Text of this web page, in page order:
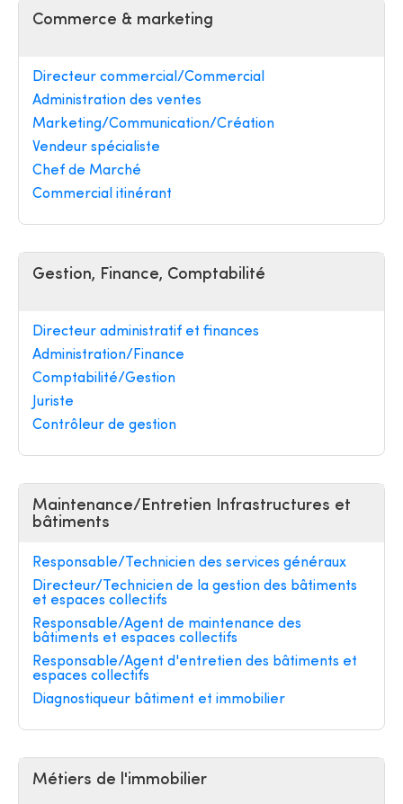
Commerce & marketing
Directeur commercial/Commercial
Administration des ventes
Marketing/Communication/Création
Vendeur spécialiste
Chef de Marché
Commercial itinérant
Gestion, Finance, Comptabilité
Directeur administratif et finances
Administration/Finance
Comptabilité/Gestion
Juriste
Contrôleur de gestion
Maintenance/Entretien Infrastructures et
bâtiments
Responsable/Technicien des services généraux
Directeur/Technicien de la gestion des bâtiments
et espaces collectifs
Responsable/Agent de maintenance des
bâtiments et espaces collectifs
Responsable/Agent d'entretien des bâtiments et
espaces collectifs
Diagnostiqueur bâtiment et immobilier
Métiers de l'immobilier